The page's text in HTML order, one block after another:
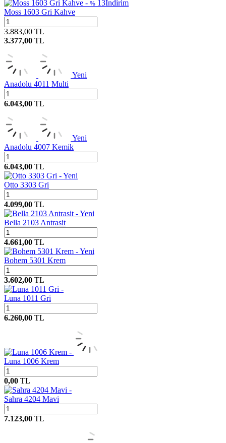
% 13İndirim
Moss 1603 Gri Kahve
3.883,00 TL
3.377,00 TL
Yeni
Anadolu 4011 Multi
6.043,00 TL
Yeni
Anadolu 4007 Kemik
6.043,00 TL
Yeni
Otto 3303 Gri
4.099,00 TL
Yeni
Bella 2103 Antrasit
4.661,00 TL
Yeni
Bohem 5301 Krem
3.602,00 TL
Luna 1011 Gri
6.260,00 TL
Luna 1006 Krem
0,00 TL
Sahra 4204 Mavi
7.123,00 TL